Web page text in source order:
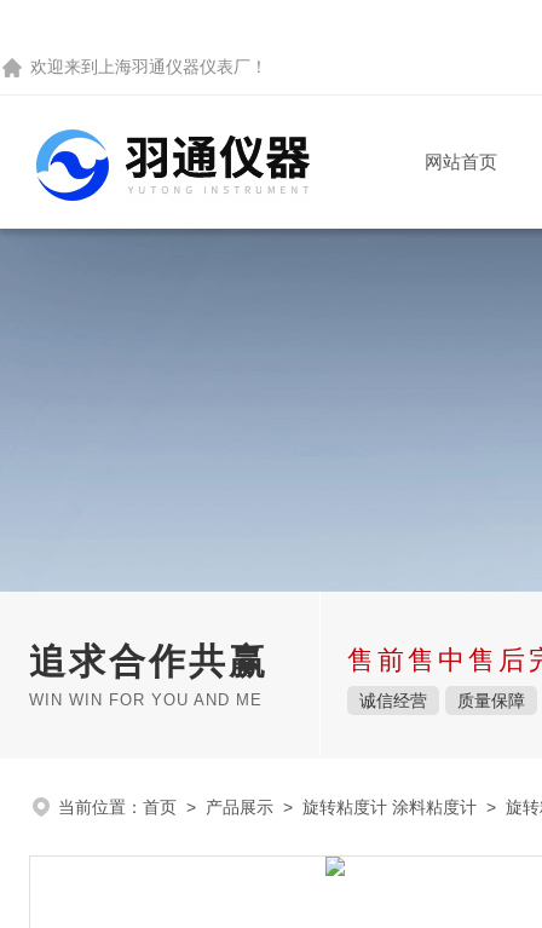
欢迎来到 上海羽通仪器仪表厂 ！
网站首页
追求合作共赢
WIN WIN FOR YOU AND ME
售前售中售后
诚信经营 质量保障
当前位置： 首页 > 产品展示 > 旋转粘度计 涂料粘度计 > 旋